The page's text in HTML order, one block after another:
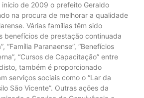
de 2009 o prefeito Geraldo
na procura de melhorar a qualidade
Várias famílias têm sido
benefícios de prestação continuada
“Família Paranaense”, “Benefícios
“Cursos de Capacitação” entre
também é proporcionado
serviços sociais como o “Lar da
São Vicente”. Outras ações da